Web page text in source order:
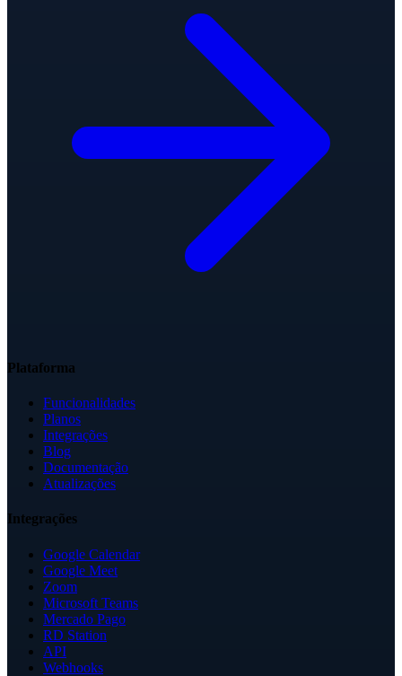
Plataforma
Funcionalidades
Planos
Integrações
Blog
Documentação
Atualizações
Integrações
Google Calendar
Google Meet
Zoom
Microsoft Teams
Mercado Pago
RD Station
API
Webhooks